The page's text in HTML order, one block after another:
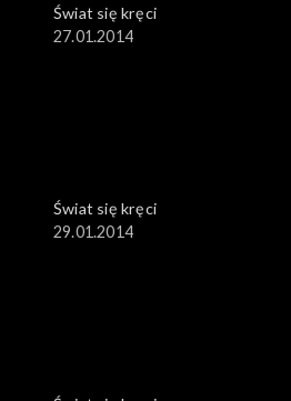
Świat się kręci
27.01.2014
Świat się kręci
29.01.2014